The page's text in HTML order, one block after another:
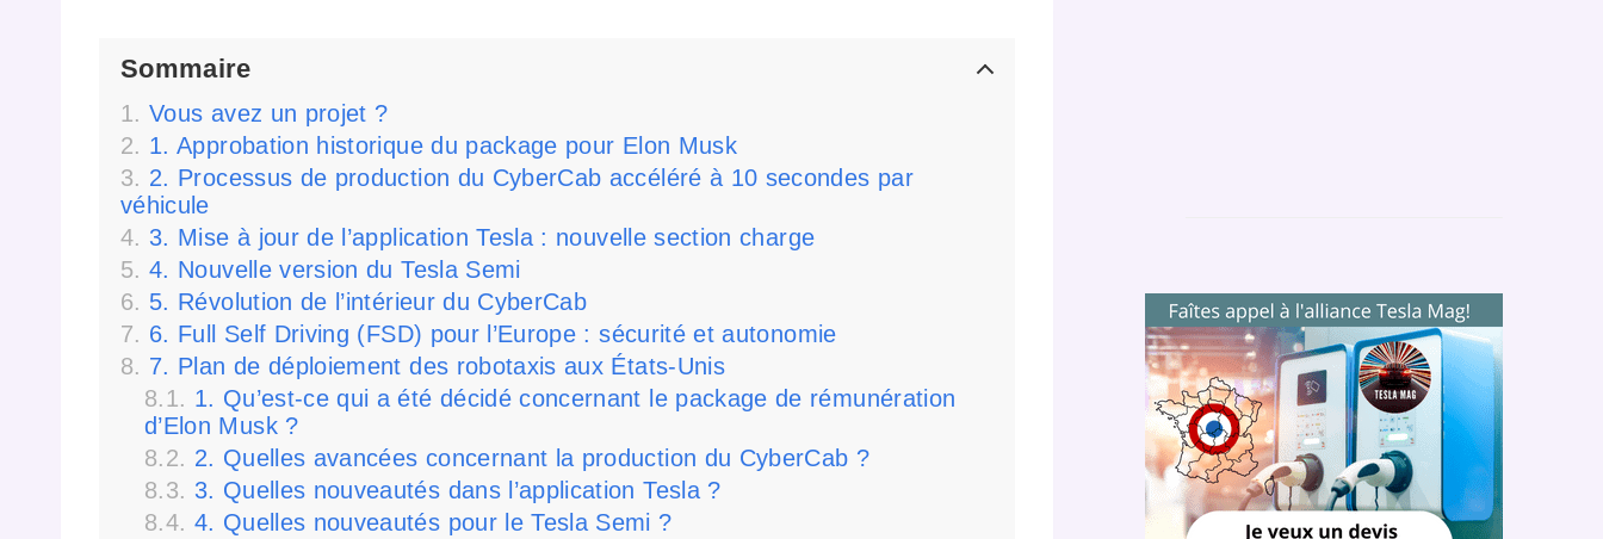
Sommaire
Vous avez un projet ?
1. Approbation historique du package pour Elon Musk
2. Processus de production du CyberCab accéléré à 10 secondes par
véhicule
3. Mise à jour de l’application Tesla : nouvelle section charge
4. Nouvelle version du Tesla Semi
5. Révolution de l’intérieur du CyberCab
6. Full Self Driving (FSD) pour l’Europe : sécurité et autonomie
7. Plan de déploiement des robotaxis aux États-Unis
1. Qu’est-ce qui a été décidé concernant le package de rémunération
d’Elon Musk ?
2. Quelles avancées concernant la production du CyberCab ?
3. Quelles nouveautés dans l’application Tesla ?
4. Quelles nouveautés pour le Tesla Semi ?